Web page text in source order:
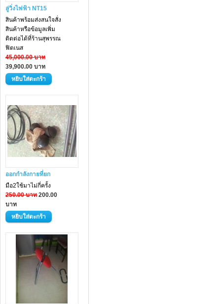
ลู่วิ่งไฟฟ้า NT15
สินค้าพร้อมส่งสนใจสั่ง
สินค้าหรือข้อมูลเพิ่ม
ติดต่อได้ที่ร้านสุพรรณ
ฟิตเนส
45,000.00 บาท
39,900.00 บาท
ออกกำลังกายที่ยก
มือ2ใช้มาไม่กี่ครั้ง
250.00 บาท 200.00
บาท